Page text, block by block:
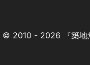
© 2010 - 2026 『築地